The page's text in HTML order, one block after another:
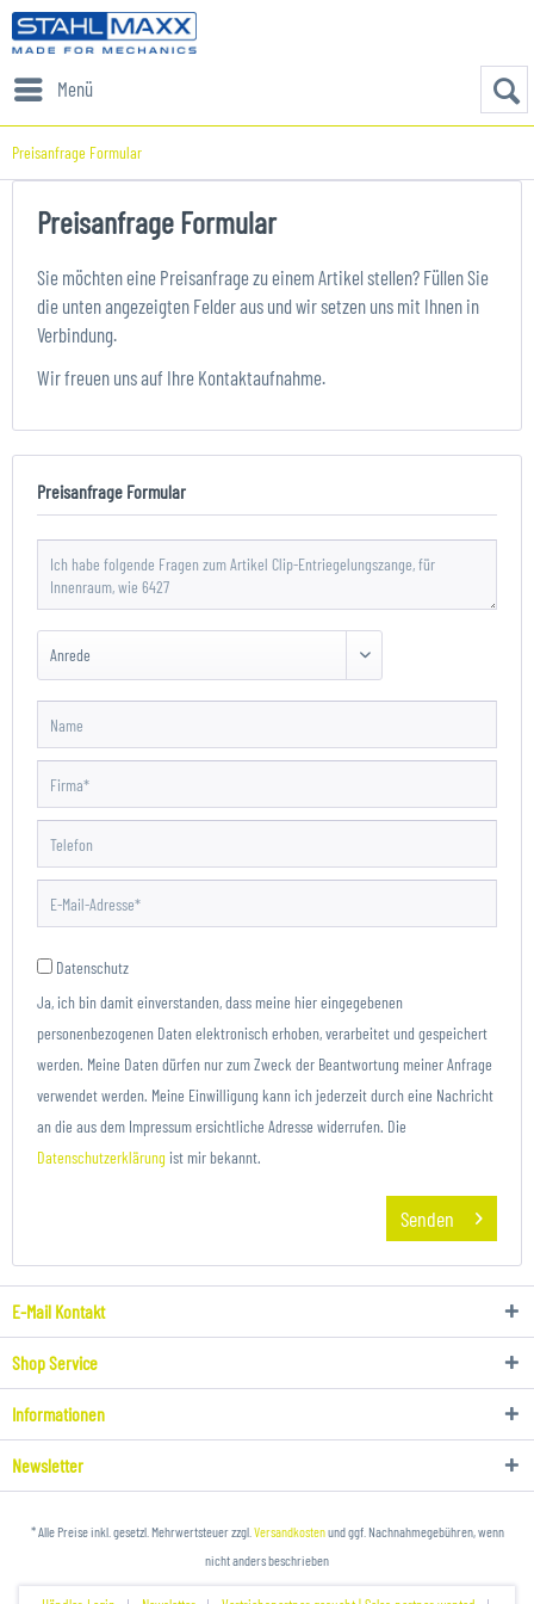
Menü
Preisanfrage Formular
Preisanfrage Formular
Sie möchten eine Preisanfrage zu einem Artikel stellen? Füllen Sie
die unten angezeigten Felder aus und wir setzen uns mit Ihnen in
Verbindung.
Wir freuen uns auf Ihre Kontaktaufnahme.
Preisanfrage Formular
Datenschutz
Ja, ich bin damit einverstanden, dass meine hier eingegebenen
personenbezogenen Daten elektronisch erhoben, verarbeitet und gespeichert
werden. Meine Daten dürfen nur zum Zweck der Beantwortung meiner Anfrage
verwendet werden. Meine Einwilligung kann ich jederzeit durch eine Nachricht
an die aus dem Impressum ersichtliche Adresse widerrufen. Die
Datenschutzerklärung ist mir bekannt.
Senden
E-Mail Kontakt
Shop Service
Informationen
Newsletter
* Alle Preise inkl. gesetzl. Mehrwertsteuer zzgl. Versandkostenund ggf. Nachnahmegebühren, wenn
nicht anders beschrieben